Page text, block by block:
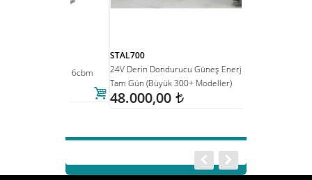
24V Derin Dondurucu Güneş Enerjisi Seti -
Tam Gün (Büyük 300+ Modeller)
48.000,00 t